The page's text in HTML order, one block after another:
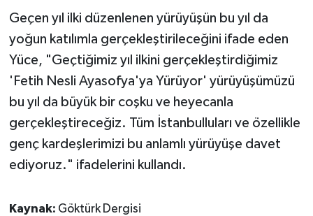
Geçen yıl ilki düzenlenen yürüyüşün bu yıl da
yoğun katılımla gerçekleştirileceğini ifade eden
Yüce, "Geçtiğimiz yıl ilkini gerçekleştirdiğimiz
'Fetih Nesli Ayasofya'ya Yürüyor' yürüyüşümüzü
bu yıl da büyük bir coşku ve heyecanla
gerçekleştireceğiz. Tüm İstanbulluları ve özellikle
genç kardeşlerimizi bu anlamlı yürüyüşe davet
ediyoruz." ifadelerini kullandı.
Kaynak: Göktürk Dergisi